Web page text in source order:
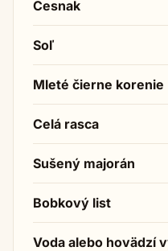
Cesnak
Soľ
Mleté čierne korenie
Celá rasca
Sušený majorán
Bobkový list
Voda alebo hovädzí